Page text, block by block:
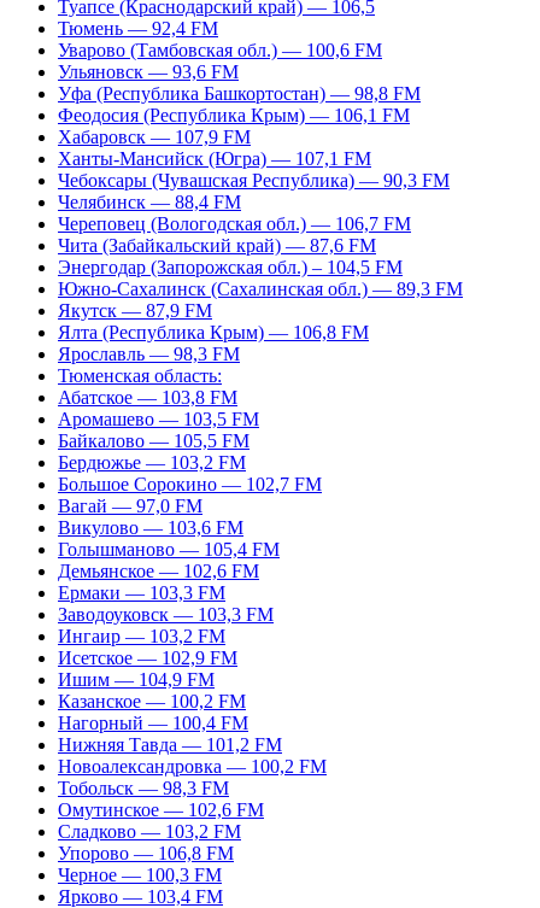
Туапсе (Краснодарский край) — 106,5
Тюмень — 92,4 FM
Уварово (Тамбовская обл.) — 100,6 FM
Ульяновск — 93,6 FM
Уфа (Республика Башкортостан) — 98,8 FM
Феодосия (Республика Крым) — 106,1 FM
Хабаровск — 107,9 FM
Ханты-Мансийск (Югра) — 107,1 FM
Чебоксары (Чувашская Республика) — 90,3 FM
Челябинск — 88,4 FM
Череповец (Вологодская обл.) — 106,7 FM
Чита (Забайкальский край) — 87,6 FM
Энергодар (Запорожская обл.) – 104,5 FM
Южно-Сахалинск (Сахалинская обл.) — 89,3 FM
Якутск — 87,9 FM
Ялта (Республика Крым) — 106,8 FM
Ярославль — 98,3 FM
Тюменская область:
Абатское — 103,8 FM
Аромашево — 103,5 FM
Байкалово — 105,5 FM
Бердюжье — 103,2 FM
Большое Сорокино — 102,7 FM
Вагай — 97,0 FM
Викулово — 103,6 FM
Голышманово — 105,4 FM
Демьянское — 102,6 FM
Ермаки — 103,3 FM
Заводоуковск — 103,3 FM
Ингаир — 103,2 FM
Исетское — 102,9 FM
Ишим — 104,9 FM
Казанское — 100,2 FM
Нагорный — 100,4 FM
Нижняя Тавда — 101,2 FM
Новоалександровка — 100,2 FM
Тобольск — 98,3 FM
Омутинское — 102,6 FM
Сладково — 103,2 FM
Упорово — 106,8 FM
Черное — 100,3 FM
Ярково — 103,4 FM